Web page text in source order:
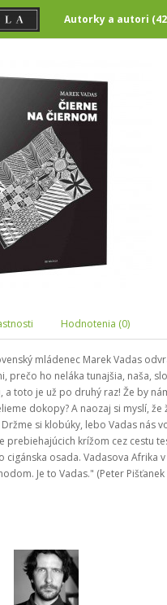
Autorky a autori
Hodnotenia (0)
mládenec Marek Vadas
prečo ho neláka tunajšia, naša,
a toto je už po druhý raz! Že by
dokopy? A naozaj si myslí,
Držme si klobúky, lebo Vadas
prebiehajúcich krížom cez cestu
cigánska osada. Vadasova Afrika
Je to Vadas." (Peter